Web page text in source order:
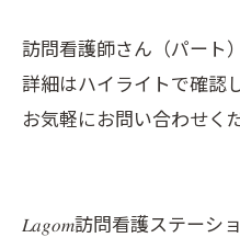
訪問看護師さん（パート
詳細はハイライトで確認
お気軽にお問い合わせく
𝐿𝑎𝑔𝑜𝑚訪問看護ステーシ